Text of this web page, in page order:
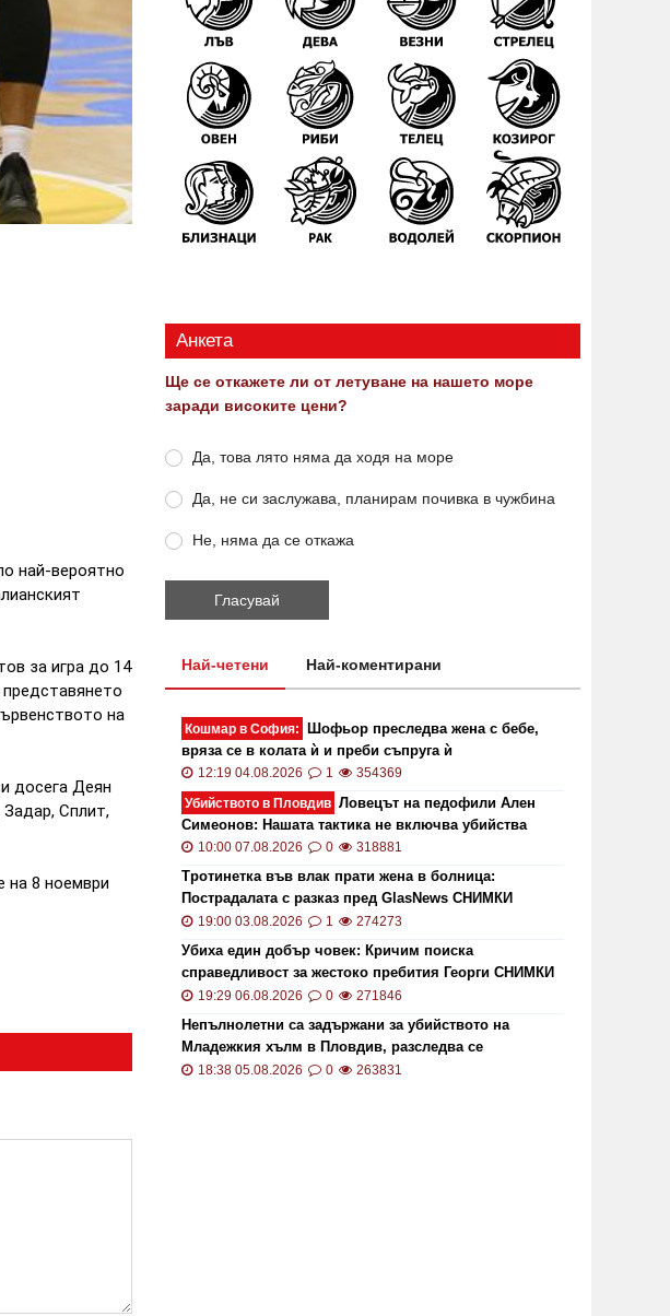
най-вероятно
за игра до 14
на
досега Деян
Сплит,
на 8 ноември
Анкета
Ще се откажете ли от летуване на нашето море
заради високите цени?
Да, това лято няма да ходя на море
Да, не си заслужава, планирам почивка в чужбина
Не, няма да се откажа
Най-четени Най-коментирани
Кошмар в София:
Шофьор преследва жена с бебе,
вряза се в колата ѝ и преби съпруга ѝ
12:19 04.08.2026 1
354369
Убийството в Пловдив Ловецът на педофили Ален
Симеонов: Нашата тактика не включва убийства
10:00 07.08.2026 0 318881
Тротинетка във влак прати жена в болница:
Пострадалата с разказ пред GlasNews СНИМКИ
19:00 03.08.2026 1 274273
Убиха един добър човек: Кричим поиска
справедливост за жестоко пребития Георги СНИМКИ
и ВИДЕО
19:29 06.08.2026 0 271846
Непълнолетни са задържани за убийството на
Младежкия хълм в Пловдив, разследва се
хомофобски мотив
18:38 05.08.2026 0 263831